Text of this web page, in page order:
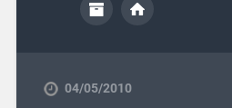
04/05/2010